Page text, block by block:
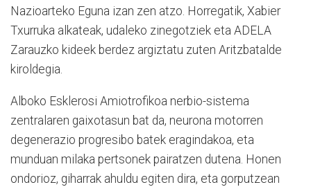
Nazioarteko Eguna izan zen atzo. Horregatik, Xabier
Txurruka alkateak, udaleko zinegotziek eta ADELA
Zarauzko kideek berdez argiztatu zuten Aritzbatalde
kiroldegia.
Alboko Esklerosi Amiotrofikoa nerbio-sistema
zentralaren gaixotasun bat da, neurona motorren
degenerazio progresibo batek eragindakoa, eta
munduan milaka pertsonek pairatzen dutena. Honen
ondorioz, giharrak ahuldu egiten dira, eta gorputzean